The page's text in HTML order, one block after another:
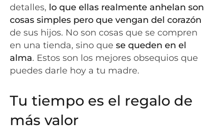
detalles, lo que ellas realmente anhelan son
cosas simples pero que vengan del corazón
de sus hijos. No son cosas que se compren
en una tienda, sino que se queden en el
alma. Estos son los mejores obsequios que
puedes darle hoy a tu madre.
Tu tiempo es el regalo de
más valor